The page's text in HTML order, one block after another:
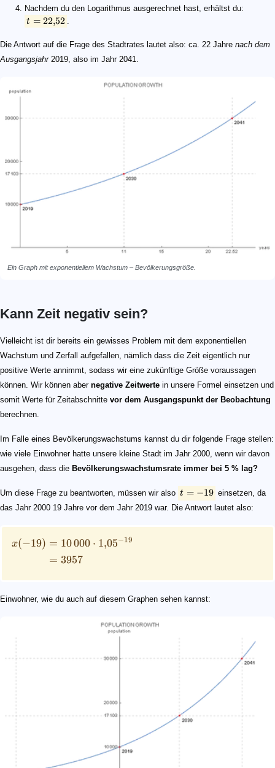
Nachdem du den Logarithmus ausgerechnet hast, erhältst du:
t = 22,52 .
Die Antwort auf die Frage des Stadtrates lautet also: ca. 22 Jahre nach dem
Ausgangsjahr2019, also im Jahr 2041.
Ein Graph mit exponentiellem Wachstum – Bevölkerungsgröße.
Kann Zeit negativ sein?
Vielleicht ist dir bereits ein gewisses Problem mit dem exponentiellen
Wachstum und Zerfall aufgefallen, nämlich dass die Zeit eigentlich nur
positive Werte annimmt, sodass wir eine zukünftige Größe voraussagen
können. Wir können aber negative Zeitwerte in unsere Formel einsetzen und
somit Werte für Zeitabschnitte vor dem Ausgangspunkt der Beobachtung
berechnen.
Im Falle eines Bevölkerungswachstums kannst du dir folgende Frage stellen:
wie viele Einwohner hatte unsere kleine Stadt im Jahr 2000, wenn wir davon
ausgehen, dass die Bevölkerungswachstumsrate immer bei 5 % lag?
Um diese Frage zu beantworten, müssen wir also
t = -19
t = −19 einsetzen, da
das Jahr 2000 19 Jahre vor dem Jahr 2019 war. Die Antwort lautet also:
\begin{align*} x(-19) &= 10\hspace{0.5mm}000
x(−19) = 10000 ⋅ 1,05−19
= 3957
Einwohner, wie du auch auf diesem Graphen sehen kannst: